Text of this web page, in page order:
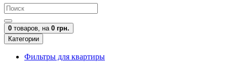
0 товаров, на 0 грн.
Категории
Фильтры для квартиры